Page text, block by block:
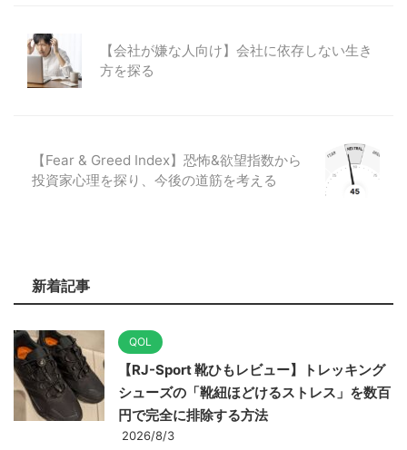
【会社が嫌な人向け】会社に依存しない生き
方を探る
【Fear & Greed Index】恐怖&欲望指数から
投資家心理を探り、今後の道筋を考える
新着記事
QOL
【RJ-Sport 靴ひもレビュー】トレッキング
シューズの「靴紐ほどけるストレス」を数百
円で完全に排除する方法
2026/8/3